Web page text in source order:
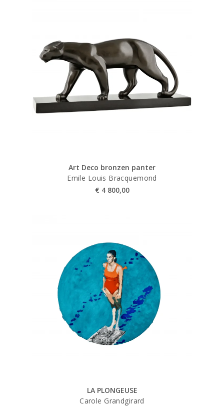
Art Deco bronzen panter
Emile Louis Bracquemond
€ 4 800,00
LA PLONGEUSE
Carole Grandgirard